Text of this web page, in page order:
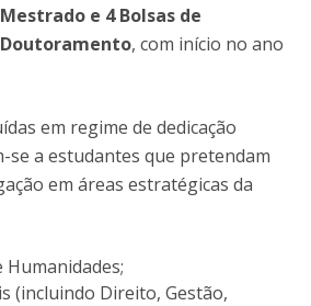
e 4 Bolsas de
, com início no ano
em regime de dedicação
se a estudantes que pretendam
em áreas estratégicas da
(incluindo Direito, Gestão,